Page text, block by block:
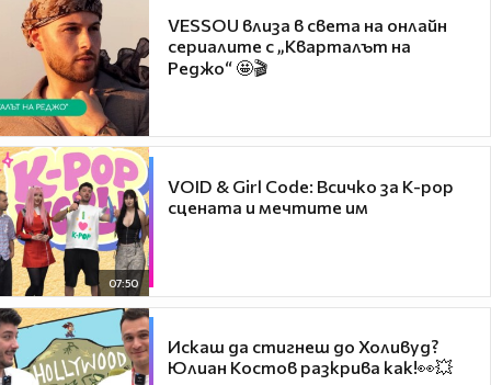
VESSOU влиза в света на онлайн
сериалите с „Кварталът на
Реджо“ 🤩🎬
07:50
VOID & Girl Code: Всичко за K-pop
сцената и мечтите им
Искаш да стигнеш до Холивуд?
Юлиан Костов разкрива как!👀💥